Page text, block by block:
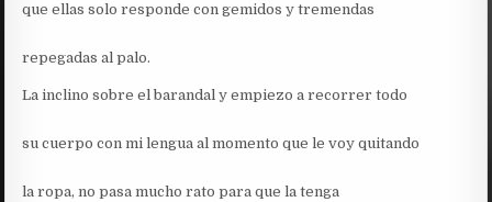
que ellas solo responde con gemidos y tremendas
repegadas al palo.
La inclino sobre el barandal y empiezo a recorrer todo
su cuerpo con mi lengua al momento que le voy quitando
la ropa, no pasa mucho rato para que la tenga